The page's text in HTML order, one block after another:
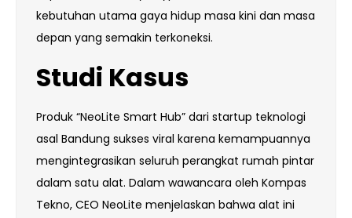
kebutuhan utama gaya hidup masa kini dan masa
depan yang semakin terkoneksi.
Studi Kasus
Produk “NeoLite Smart Hub” dari startup teknologi
asal Bandung sukses viral karena kemampuannya
mengintegrasikan seluruh perangkat rumah pintar
dalam satu alat. Dalam wawancara oleh Kompas
Tekno, CEO NeoLite menjelaskan bahwa alat ini